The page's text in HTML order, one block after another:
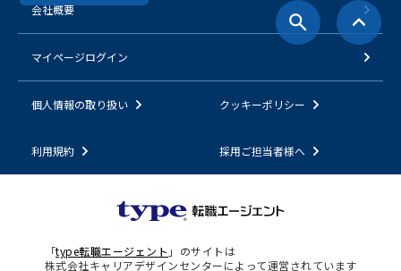
会社概要
マイページログイン
個人情報の取り扱い クッキーポリシー
利用規約 採用ご担当者様へ
「type転職エージェント 」のサイトは
株式会社キャリアデザインセンターによって運営されています